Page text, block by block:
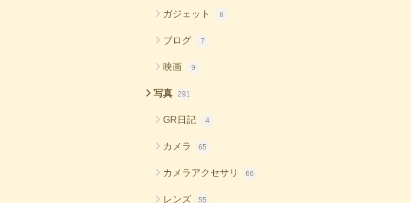
ガジェット 8
ブログ 7
映画 9
写真 291
GR日記 4
カメラ 65
カメラアクセサリ 66
レンズ 55